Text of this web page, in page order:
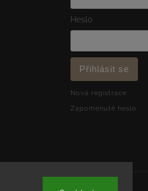
Heslo
Přihlásit se
Nová registrace
Zapomenuté heslo